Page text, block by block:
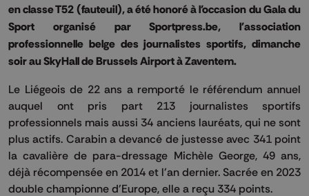
en classe T52 (fauteuil), a été honoré à l'occasion du Gala du
Sport organisé par Sportpress.be, l'association
professionnelle belge des journalistes sportifs, dimanche
soir au SkyHall de Brussels Airport à Zaventem.
Le Liégeois de 22 ans a remporté le référendum annuel
auquel ont pris part 213 journalistes sportifs
professionnels mais aussi 34 anciens lauréats, qui ne sont
plus actifs. Carabin a devancé de justesse avec 341 point
la cavalière de para-dressage Michèle George, 49 ans,
déjà récompensée en 2014 et l'an dernier. Sacrée en 2023
double championne d'Europe, elle a reçu 334 points.